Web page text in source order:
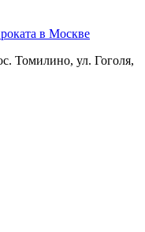
Томилино, ул. Гоголя,